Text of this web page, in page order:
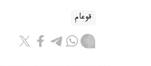
قوعام